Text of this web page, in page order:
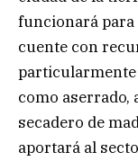
funcionará para
cuente con
particularmente
como aserrado,
secadero de
aportará al